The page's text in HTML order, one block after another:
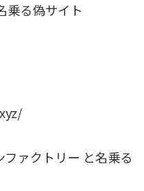
乗る偽サイト
ァクトリー と名乗る